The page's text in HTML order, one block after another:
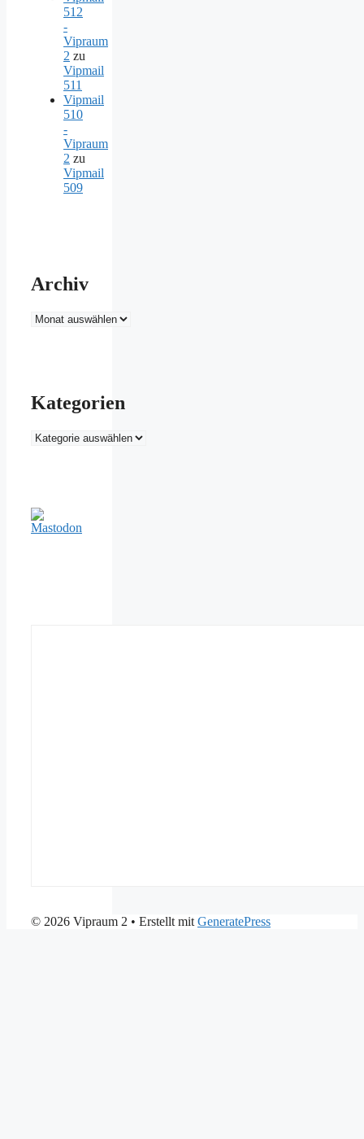
512
-
Vipraum
2 zu
Vipmail
511
Vipmail
510
-
Vipraum
2 zu
Vipmail
509
Archiv
Archiv
Kategorien
Kategorien
© 2026 Vipraum 2 • Erstellt mit GeneratePress